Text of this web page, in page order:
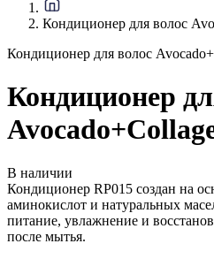
Кондиционер для волос
Кондиционер для волос
Кондиционер
В наличии
Кондиционер RP015 создан на
аминокислот и натуральных
питание, увлажнение и
после мытья.